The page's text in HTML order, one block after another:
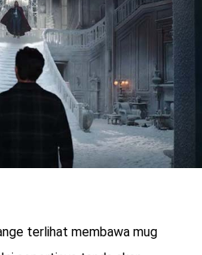
terlihat membawa mug